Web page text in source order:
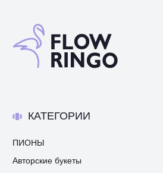
ПИОНЫ
Авторские букеты
КАТЕГОРИИ